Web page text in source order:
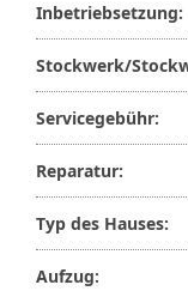
Inbetriebsetzung:
Stockwerk/
Servicegebühr:
Reparatur:
Typ des Hauses:
Aufzug: